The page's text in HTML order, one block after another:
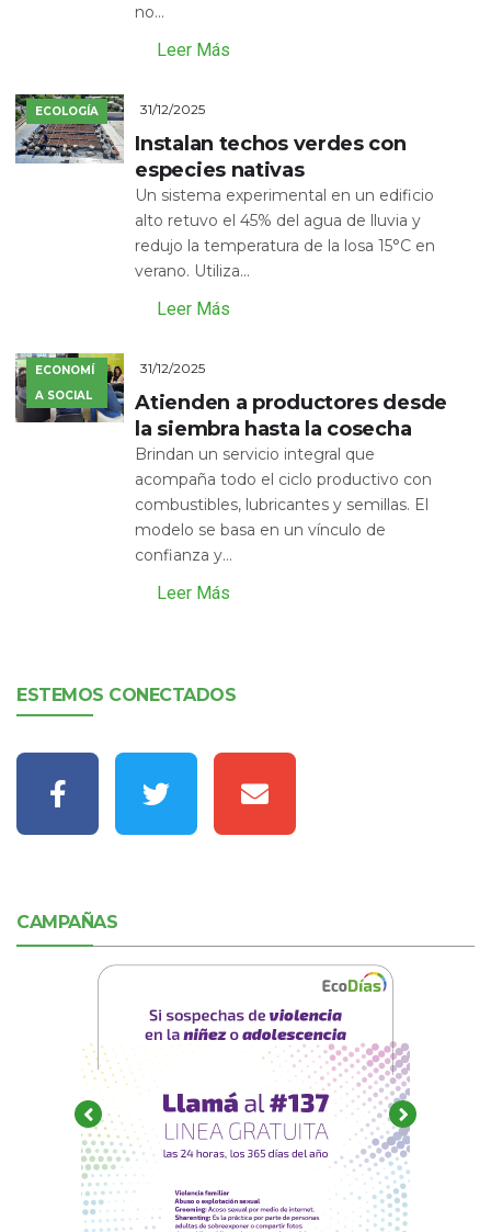
no...
Leer Más
ECOLOGÍA 31/12/2025
Instalan techos verdes con
especies nativas
Un sistema experimental en un edificio
alto retuvo el 45% del agua de lluvia y
redujo la temperatura de la losa 15°C en
verano. Utiliza...
Leer Más
ECONOMÍ
A SOCIAL
31/12/2025
Atienden a productores desde
la siembra hasta la cosecha
Brindan un servicio integral que
acompaña todo el ciclo productivo con
combustibles, lubricantes y semillas. El
modelo se basa en un vínculo de
confianza y...
Leer Más
ESTEMOS CONECTADOS
CAMPAÑAS